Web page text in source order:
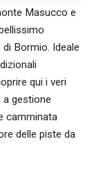
Masucco e
Bormio. Ideale
qui i veri
a gestione
camminata
delle piste da